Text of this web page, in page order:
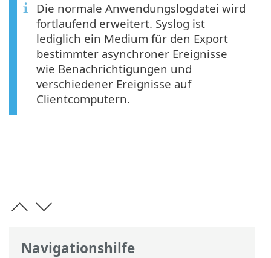
Navigationshilfe
Die normale Anwendungslogdatei wird
fortlaufend erweitert. Syslog ist
lediglich ein Medium für den Export
bestimmter asynchroner Ereignisse
wie Benachrichtigungen und
verschiedener Ereignisse auf
Clientcomputern.